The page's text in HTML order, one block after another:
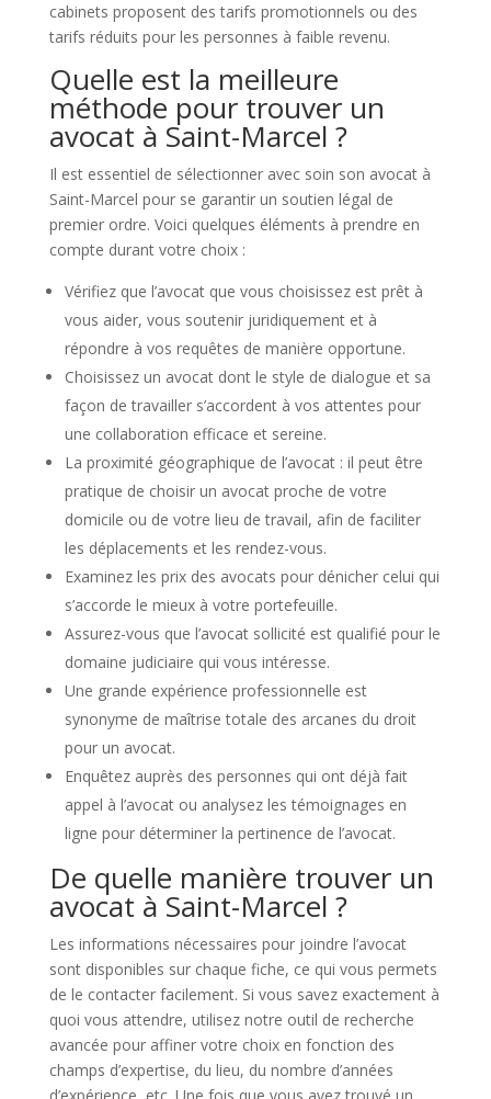
cabinets proposent des tarifs promotionnels ou des
tarifs réduits pour les personnes à faible revenu.
Quelle est la meilleure
méthode pour trouver un
avocat à Saint-Marcel ?
Il est essentiel de sélectionner avec soin son avocat à
Saint-Marcel pour se garantir un soutien légal de
premier ordre. Voici quelques éléments à prendre en
compte durant votre choix :
Vérifiez que l’avocat que vous choisissez est prêt à
vous aider, vous soutenir juridiquement et à
répondre à vos requêtes de manière opportune.
Choisissez un avocat dont le style de dialogue et sa
façon de travailler s’accordent à vos attentes pour
une collaboration efficace et sereine.
La proximité géographique de l’avocat : il peut être
pratique de choisir un avocat proche de votre
domicile ou de votre lieu de travail, afin de faciliter
les déplacements et les rendez-vous.
Examinez les prix des avocats pour dénicher celui qui
s’accorde le mieux à votre portefeuille.
Assurez-vous que l’avocat sollicité est qualifié pour le
domaine judiciaire qui vous intéresse.
Une grande expérience professionnelle est
synonyme de maîtrise totale des arcanes du droit
pour un avocat.
Enquêtez auprès des personnes qui ont déjà fait
appel à l’avocat ou analysez les témoignages en
ligne pour déterminer la pertinence de l’avocat.
De quelle manière trouver un
avocat à Saint-Marcel ?
Les informations nécessaires pour joindre l’avocat
sont disponibles sur chaque fiche, ce qui vous permets
de le contacter facilement. Si vous savez exactement à
quoi vous attendre, utilisez notre outil de recherche
avancée pour affiner votre choix en fonction des
champs d’expertise, du lieu, du nombre d’années